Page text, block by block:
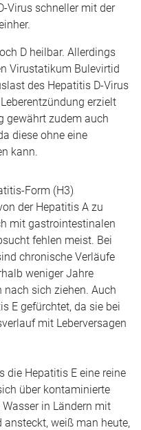
Virus schneller mit der
D heilbar. Allerdings
Virustatikum Bulevirtid
des Hepatitis D-Virus
erzielt
gewährt zudem auch
diese ohne eine
kann.
Form (H3)
der Hepatitis A zu
mit gastrointestinalen
fehlen meist. Bei
chronische Verläufe
weniger Jahre
nach sich ziehen. Auch
E gefürchtet, da sie bei
mit Leberversagen
die Hepatitis E eine reine
über kontaminierte
in Ländern mit
weiß man heute,